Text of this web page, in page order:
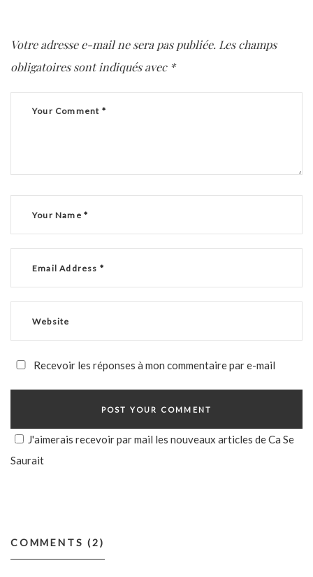
Votre adresse e-mail ne sera pas publiée. Les champs
obligatoires sont indiqués avec *
Recevoir les réponses à mon commentaire par e-mail
J'aimerais recevoir par mail les nouveaux articles de Ca Se
Saurait
COMMENTS (2)